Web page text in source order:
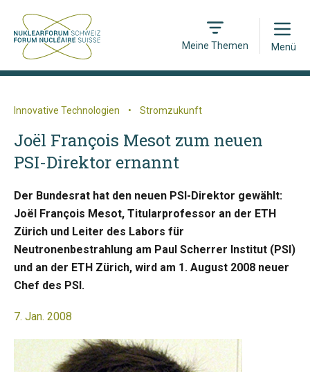
Meine Themen
Open
Menü
Innovative Technologien • Stromzukunft
Joël François Mesot zum neuen
PSI-Direktor ernannt
Der Bundesrat hat den neuen PSI-Direktor gewählt:
Joël François Mesot, Titularprofessor an der ETH
Zürich und Leiter des Labors für
Neutronenbestrahlung am Paul Scherrer Institut (PSI)
und an der ETH Zürich, wird am 1. August 2008 neuer
Chef des PSI.
7. Jan. 2008